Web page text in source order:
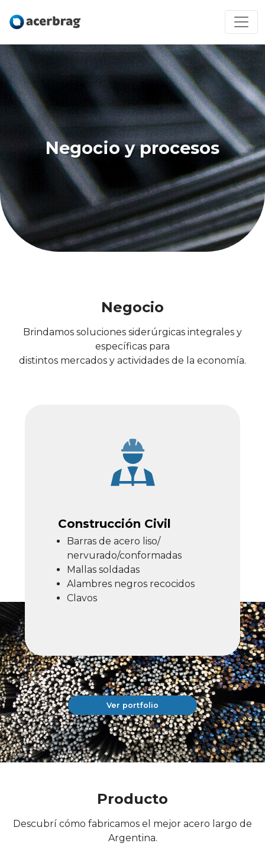
Negocio y procesos
Negocio
Brindamos soluciones siderúrgicas integrales y
específicas para
distintos mercados y actividades de la economía.
Construcción Civil
Barras de acero liso/
nervurado/conformadas
Mallas soldadas
Alambres negros recocidos
Clavos
Ver portfolio
Producto
Descubrí cómo fabricamos el mejor acero largo de
Argentina.